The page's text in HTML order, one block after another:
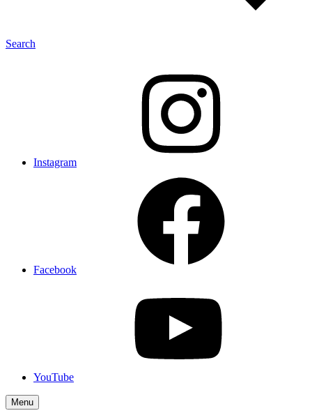
Search
Instagram
Facebook
YouTube
Menu